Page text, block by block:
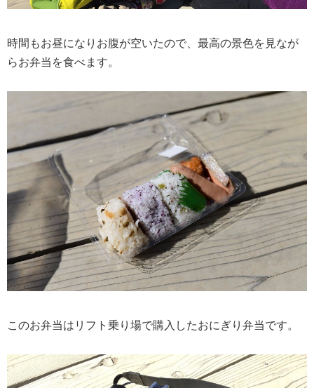
時間もお昼になりお腹が空いたので、最高の景色を見なが
らお弁当を食べます。
このお弁当はリフト乗り場で購入したおにぎり弁当です。